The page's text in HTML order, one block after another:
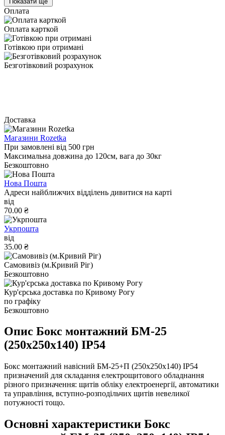
Оплата
Оплата карткой
Готівкою при отримані
Безготівковий розрахунок
Доставка
Магазини Rozetka
При замовлені від 500 грн
Максимальна довжина до 120см, вага до 30кг
Безкоштовно
Нова Пошта
Адреси найближчих відділень дивитися на карті
від
70.00 ₴
Укрпошта
від
35.00 ₴
Самовивіз (м.Кривий Ріг)
Безкоштовно
Кур'єрська доставка по Кривому Рогу
по графіку
Безкоштовно
Опис Бокс монтажний БМ-25
(250х250х140) IP54
Бокс монтажний навісний БМ-25+П (250х250х140) IP54
призначений для складання електрощитового обладнання
різного призначення: щитів обліку електроенергії, автоматики
та управління, вступно-розподільчих щитів невеликої
потужності тощо.
Основні характеристики Бокс